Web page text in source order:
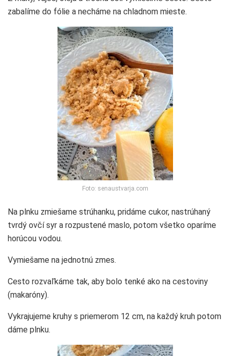
zabalíme do fólie a necháme na chladnom mieste.
Foto: senaustvarja.com
Na plnku zmiešame strúhanku, pridáme cukor, nastrúhaný
tvrdý ovčí syr a rozpustené maslo, potom všetko oparíme
horúcou vodou.
Vymiešame na jednotnú zmes.
Cesto rozvaľkáme tak, aby bolo tenké ako na cestoviny
(makaróny).
Vykrajujeme kruhy s priemerom 12 cm, na každý kruh potom
dáme plnku.